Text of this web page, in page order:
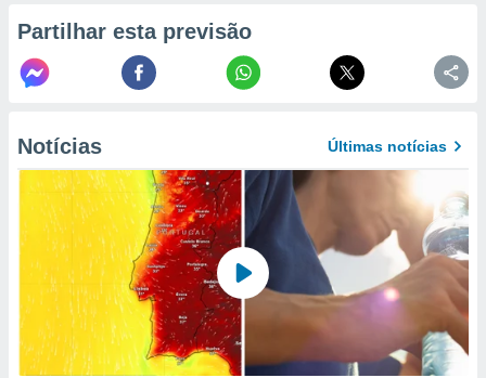
criar
medir
da
o
dos
de
de dados
fontes,
e melhorar
Partilhar esta previsão
Notícias Últimas notícias